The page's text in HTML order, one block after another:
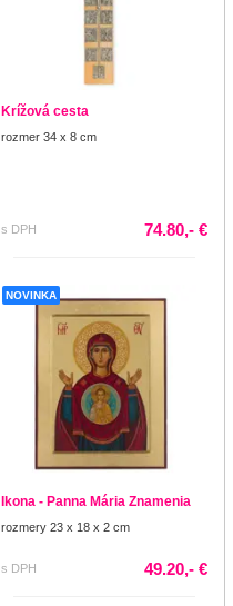
Krížová cesta
rozmer 34 x 8 cm
s DPH 74.80,- €
NOVINKA
Ikona - Panna Mária Znamenia
rozmery 23 x 18 x 2 cm
s DPH 49.20,- €